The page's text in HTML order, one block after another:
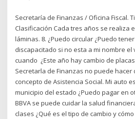
Secretaría de Finanzas / Oficina Fiscal.
Clasificación Cada tres años se realiza
láminas. 8. ¿Puedo circular ¿Puedo
discapacitado si no esta a mi nombre el
cuando ¿Este año hay cambio de
Secretarla de Finanzas no puede hacer
concepto de Asistencia Social. Mi auto
municipio del estado ¿Puedo pagar en
BBVA se puede cuidar la salud
clases ¿Qué es el tipo de cambio y